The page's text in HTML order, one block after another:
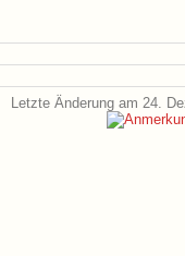
Letzte Änderung am 24.